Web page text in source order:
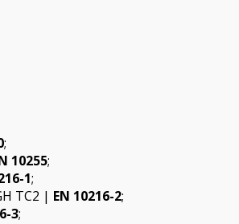
;
10255;
1;
TC2 | EN 10216-2;
3;